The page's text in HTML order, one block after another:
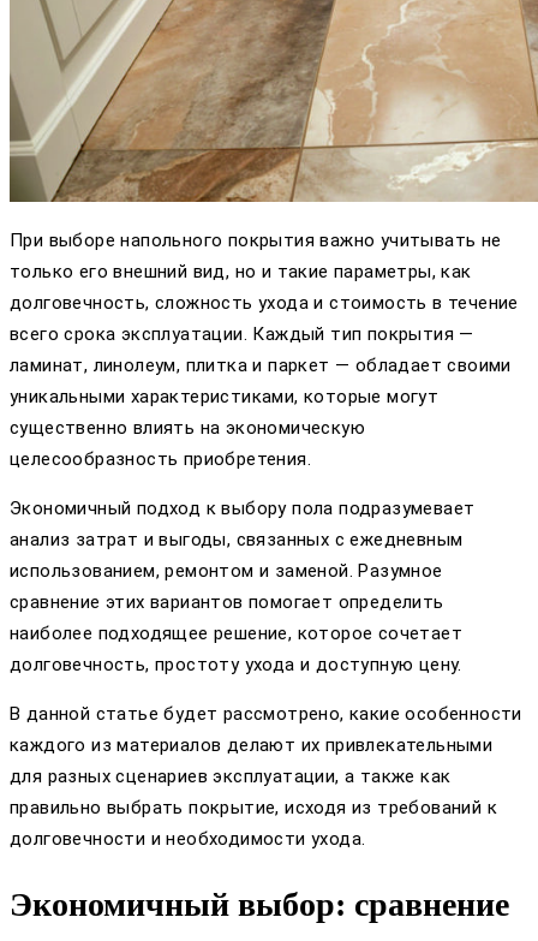
При выборе напольного покрытия важно учитывать не
только его внешний вид, но и такие параметры, как
долговечность, сложность ухода и стоимость в течение
всего срока эксплуатации. Каждый тип покрытия —
ламинат, линолеум, плитка и паркет — обладает своими
уникальными характеристиками, которые могут
существенно влиять на экономическую
целесообразность приобретения.
Экономичный подход к выбору пола подразумевает
анализ затрат и выгоды, связанных с ежедневным
использованием, ремонтом и заменой. Разумное
сравнение этих вариантов помогает определить
наиболее подходящее решение, которое сочетает
долговечность, простоту ухода и доступную цену.
В данной статье будет рассмотрено, какие особенности
каждого из материалов делают их привлекательными
для разных сценариев эксплуатации, а также как
правильно выбрать покрытие, исходя из требований к
долговечности и необходимости ухода.
Экономичный выбор: сравнение